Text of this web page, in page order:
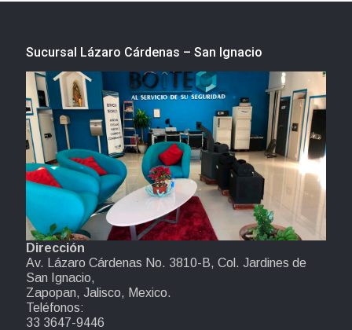
Sucursal Lázaro Cárdenas – San Ignacio
Dirección
Av. Lázaro Cárdenas No. 3810-B, Col. Jardines de
San Ignacio,
Zapopan, Jalisco, Mexico.
Teléfonos:
33 3647-9446